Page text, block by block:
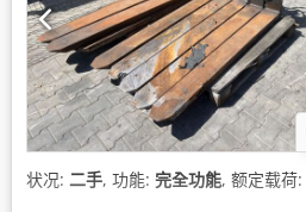
状况: 二手, 功能: 完全功能, 额定载荷: